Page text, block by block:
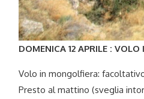
DOMENICA 12 APRILE :
Volo in mongolfiera:
Presto al mattino (sveglia